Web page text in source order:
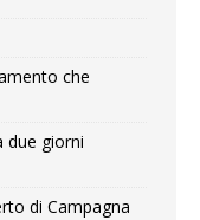
che
due giorni
di Campagna